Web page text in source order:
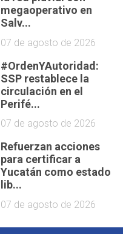
megaoperativo en
Salv...
07 de agosto de 2026
#OrdenYAutoridad:
SSP restablece la
circulación en el
Perifé...
07 de agosto de 2026
Refuerzan acciones
para certificar a
Yucatán como estado
lib...
07 de agosto de 2026